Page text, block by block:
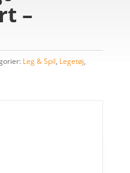
–
Leg & Spil, Legetøj,